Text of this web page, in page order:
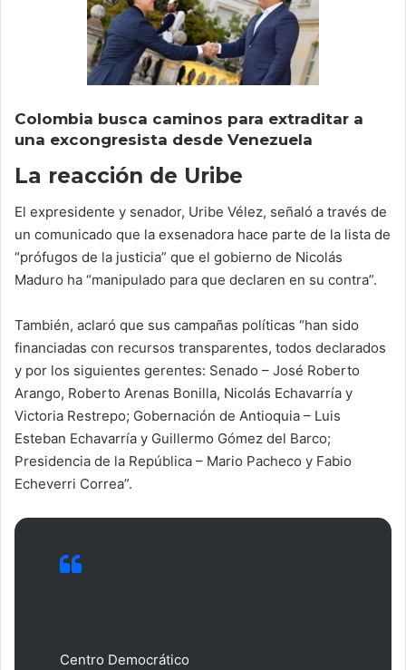
Colombia busca caminos para extraditar a
una excongresista desde Venezuela
La reacción de Uribe
El expresidente y senador, Uribe Vélez, señaló a través de
un comunicado que la exsenadora hace parte de la lista de
“prófugos de la justicia” que el gobierno de Nicolás
Maduro ha “manipulado para que declaren en su contra”.
También, aclaró que sus campañas políticas “han sido
financiadas con recursos transparentes, todos declarados
y por los siguientes gerentes: Senado – José Roberto
Arango, Roberto Arenas Bonilla, Nicolás Echavarría y
Victoria Restrepo; Gobernación de Antioquia – Luis
Esteban Echavarría y Guillermo Gómez del Barco;
Presidencia de la República – Mario Pacheco y Fabio
Echeverri Correa”.
Centro Democrático